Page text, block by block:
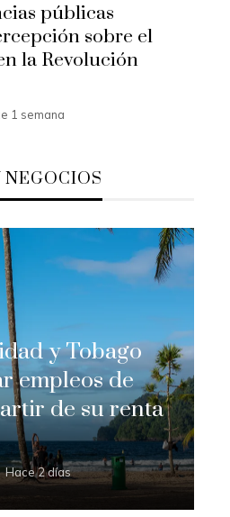
públicas
sobre el
la Revolución
1 semana
y Tobago
empleos de
de su renta
Hace 2 días